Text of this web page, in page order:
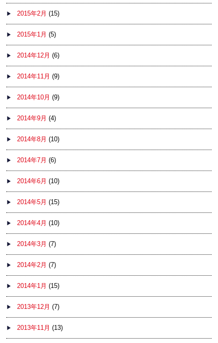
2015年2月 (15)
2015年1月 (5)
2014年12月 (6)
2014年11月 (9)
2014年10月 (9)
2014年9月 (4)
2014年8月 (10)
2014年7月 (6)
2014年6月 (10)
2014年5月 (15)
2014年4月 (10)
2014年3月 (7)
2014年2月 (7)
2014年1月 (15)
2013年12月 (7)
2013年11月 (13)